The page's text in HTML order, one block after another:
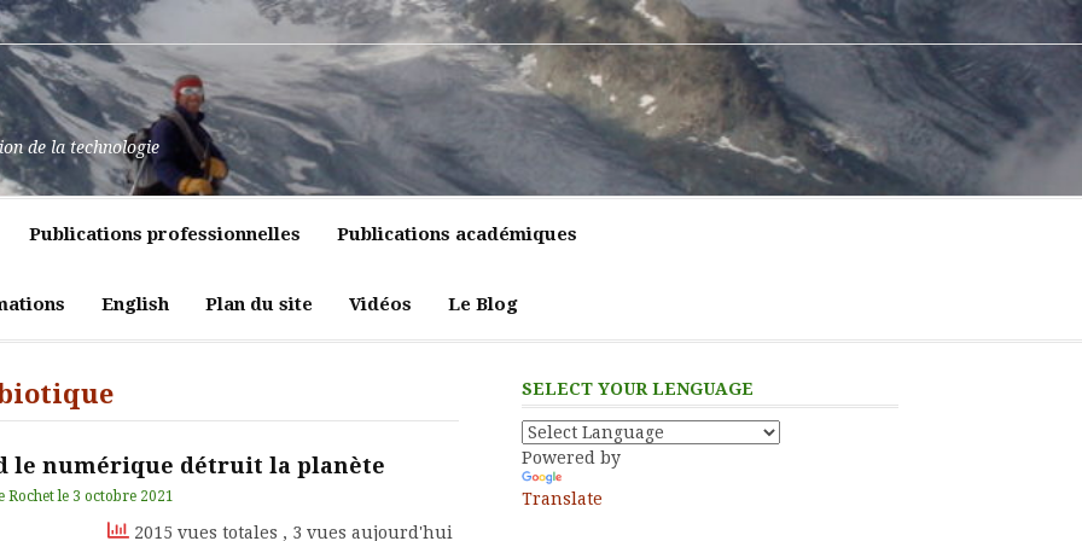
de la technologie
Publications professionnelles Publications académiques
English Plan du site Vidéos Le Blog
le numérique détruit la planète
Rochet le 3 octobre 2021
2015 vues totales , 3 vues aujourd'hui
SELECT YOUR LENGUAGE
Powered by
Translate